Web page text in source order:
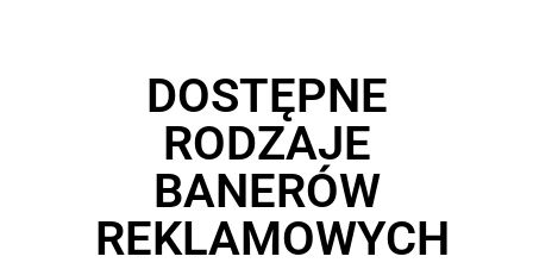
DOSTĘPNE
RODZAJE
BANERÓW
REKLAMOWYCH